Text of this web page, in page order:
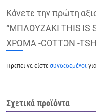
Κάνετε την πρώτη
“ΜΠΛΟΥΖΑKI THIS IS
ΧΡΩΜΑ -COTTON -
Πρέπει να είστεσυνδεδεμένοι
Σχετικά προϊόντα